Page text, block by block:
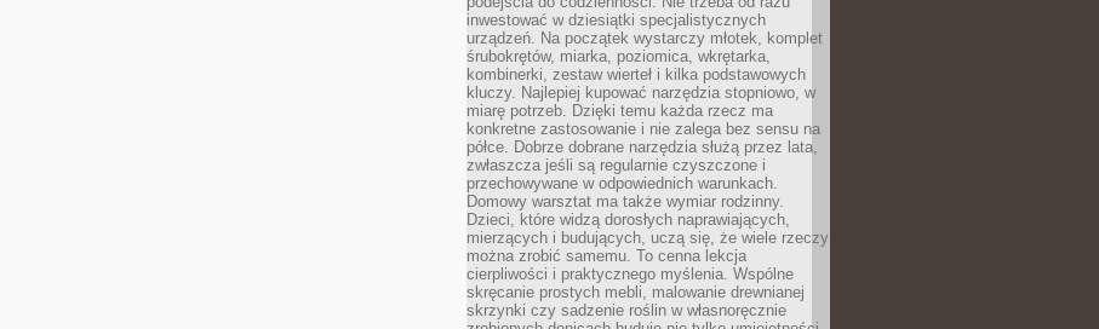
inwestować w dziesiątki specjalistycznych
urządzeń. Na początek wystarczy młotek, komplet
śrubokrętów, miarka, poziomica, wkrętarka,
kombinerki, zestaw wierteł i kilka podstawowych
kluczy. Najlepiej kupować narzędzia stopniowo, w
miarę potrzeb. Dzięki temu każda rzecz ma
konkretne zastosowanie i nie zalega bez sensu na
półce. Dobrze dobrane narzędzia służą przez lata,
zwłaszcza jeśli są regularnie czyszczone i
przechowywane w odpowiednich warunkach.
Domowy warsztat ma także wymiar rodzinny.
Dzieci, które widzą dorosłych naprawiających,
mierzących i budujących, uczą się, że wiele rzeczy
można zrobić samemu. To cenna lekcja
cierpliwości i praktycznego myślenia. Wspólne
skręcanie prostych mebli, malowanie drewnianej
skrzynki czy sadzenie roślin w własnoręcznie